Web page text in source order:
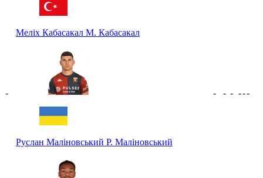
Меліх Кабасакал М. Кабасакал
-
Руслан Маліновський Р. Маліновський
- - - ---